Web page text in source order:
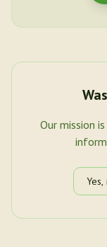
Our mission